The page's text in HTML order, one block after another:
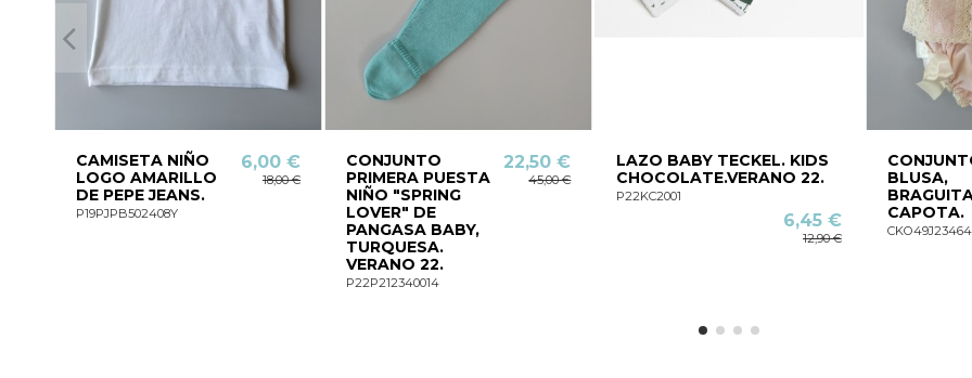
CAMISETA NIÑO
LOGO AMARILLO
DE PEPE JEANS.
P19PJPB502408Y
6,00 €
18,00 €
CONJUNTO
PRIMERA PUESTA
NIÑO "SPRING
LOVER" DE
PANGASA BABY,
TURQUESA.
VERANO 22.
P22P212340014
22,50 €
45,00 €
LAZO BABY TECKEL. KIDS
CHOCOLATE.VERANO 22.
P22KC2001
6,45 €
12,90 €
BLUSA,
CAPOTA.
CKO49J23464